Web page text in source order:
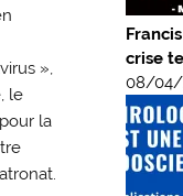
»,
le
la
crise
08/04/